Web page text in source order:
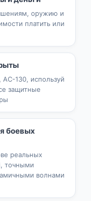
оружию и
платить или
130, используй
защитные
боевых
реальных
точными
волнами